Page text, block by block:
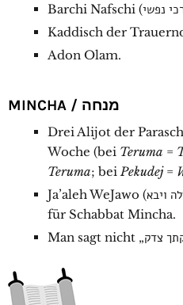
Kaddisch der
Adon Olam.
MINCHA / מנחה
Drei Alijot der
Woche (bei Teruma =
Teruma; bei Pekudej=
Ja’aleh WeJawo (יעלה ויבא) in der Schmone Esre
für Schabbat Mincha.